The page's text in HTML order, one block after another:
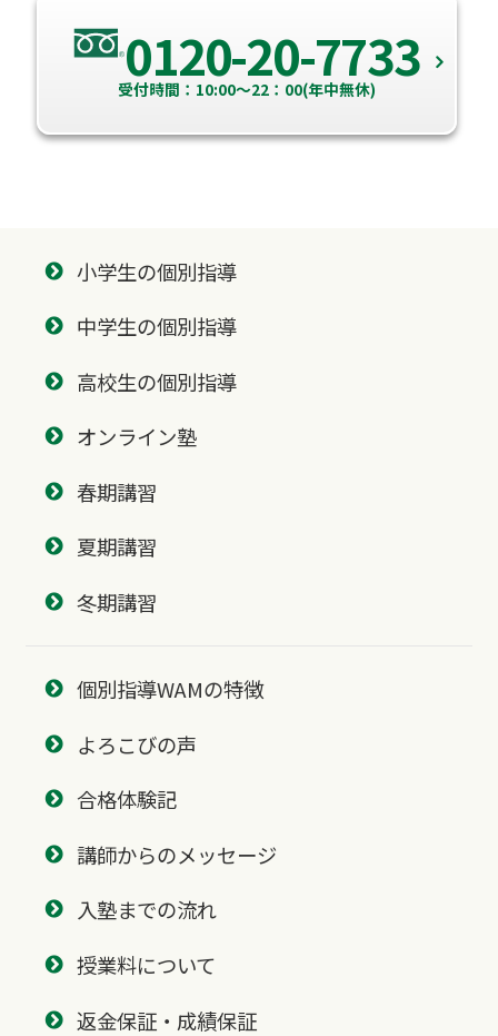
0120-20-7733
受付時間：10:00～22：00(年中無休)
小学生の個別指導
中学生の個別指導
高校生の個別指導
オンライン塾
春期講習
夏期講習
冬期講習
個別指導WAMの特徴
よろこびの声
合格体験記
講師からのメッセージ
入塾までの流れ
授業料について
返金保証・成績保証